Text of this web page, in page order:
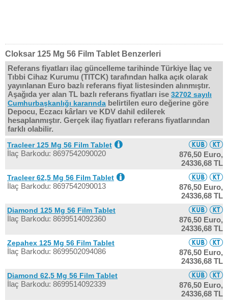
Cloksar 125 Mg 56 Film Tablet Benzerleri
Referans fiyatları ilaç güncelleme tarihinde Türkiye İlaç ve
Tıbbi Cihaz Kurumu (TITCK) tarafından halka açık olarak
yayınlanan Euro bazlı referans fiyat listesinden alınmıştır.
Aşağıda yer alan TL bazlı referans fiyatları ise 32702 sayılı
Cumhurbaşkanlığı kararında belirtilen euro değerine göre
Depocu, Eczacı kârları ve KDV dahil edilerek
hesaplanmıştır. Gerçek ilaç fiyatları referans fiyatlarından
farklı olabilir.
Tracleer 125 Mg 56 Film Tablet
İlaç Barkodu: 8697542090020
876,50 Euro,
24336,68 TL
Tracleer 62,5 Mg 56 Film Tablet
İlaç Barkodu: 8697542090013
876,50 Euro,
24336,68 TL
Diamond 125 Mg 56 Film Tablet
İlaç Barkodu: 8699514092360
876,50 Euro,
24336,68 TL
Zepahex 125 Mg 56 Film Tablet
İlaç Barkodu: 8699502094086
876,50 Euro,
24336,68 TL
Diamond 62,5 Mg 56 Film Tablet
İlaç Barkodu: 8699514092339
876,50 Euro,
24336,68 TL